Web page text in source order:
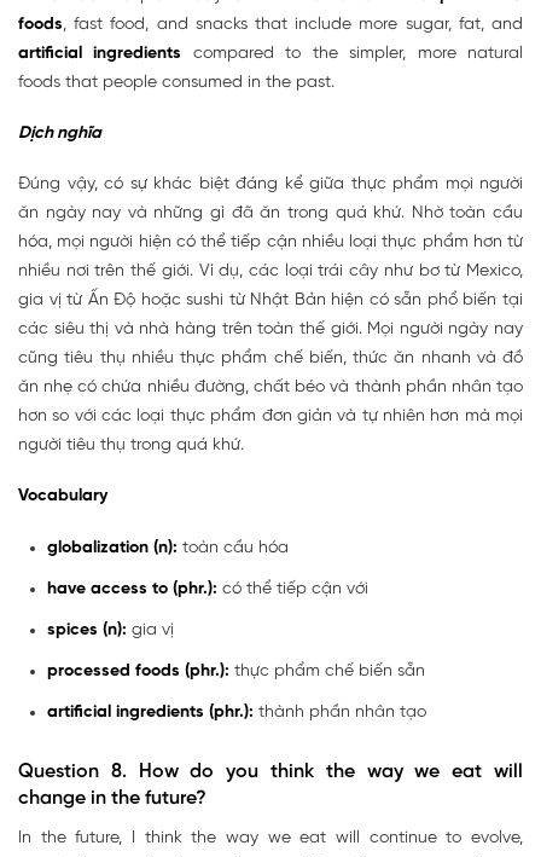
foods, fast food, and snacks that include more sugar, fat, and
artificial ingredients compared to the simpler, more natural
foods that people consumed in the past.
Dịch nghĩa
Đúng vậy, có sự khác biệt đáng kể giữa thực phẩm mọi người
ăn ngày nay và những gì đã ăn trong quá khứ. Nhờ toàn cầu
hóa, mọi người hiện có thể tiếp cận nhiều loại thực phẩm hơn từ
nhiều nơi trên thế giới. Ví dụ, các loại trái cây như bơ từ Mexico,
gia vị từ Ấn Độ hoặc sushi từ Nhật Bản hiện có sẵn phổ biến tại
các siêu thị và nhà hàng trên toàn thế giới. Mọi người ngày nay
cũng tiêu thụ nhiều thực phẩm chế biến, thức ăn nhanh và đồ
ăn nhẹ có chứa nhiều đường, chất béo và thành phần nhân tạo
hơn so với các loại thực phẩm đơn giản và tự nhiên hơn mà mọi
người tiêu thụ trong quá khứ.
Vocabulary
globalization (n): toàn cầu hóa
have access to (phr.): có thể tiếp cận với
spices (n): gia vị
processed foods (phr.): thực phẩm chế biến sẵn
artificial ingredients (phr.): thành phần nhân tạo
Question 8. How do you think the way we eat will
change in the future?
In the future, I think the way we eat will continue to evolve,